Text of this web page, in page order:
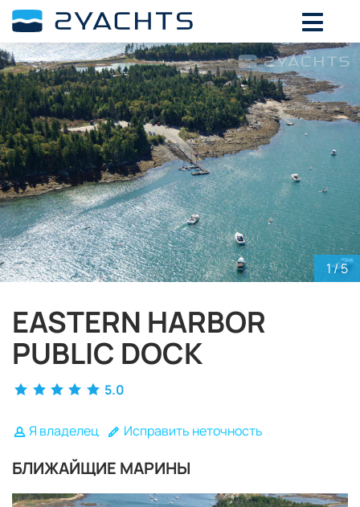
1/ 5
EASTERN HARBOR
PUBLIC DOCK
5.0
Я владелец Исправить неточность
БЛИЖАЙЩИЕ МАРИНЫ
ВЫБЕРИТЕ ДАТЫ ДЛЯ ОПРЕДЕЛЕНИЯ
СТОИМОСТИ
Август, 2026
ПН ВТ СР ЧТ ПТ СБ ВС
27 28 29 30 31 1
5 6 7 8
9
10
11 12 13 14 15
16
17
18 19 20 21 22
23
24
25 26 27 28 29
30
31
1 2 3 4 5